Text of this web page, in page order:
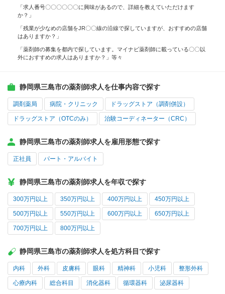
「求人番号〇〇〇〇〇〇に興味があるので、詳細を教えていただけます
か？」
「残業が少なめの店舗をJR〇〇線の沿線で探していますが、おすすめの店舗
はありますか？」
「薬剤師の募集を都内で探しています。マイナビ薬剤師に載っている〇〇以
外におすすめの求人はありますか？」等々
静岡県三島市の薬剤師求人を仕事内容で探す
調剤薬局 病院・クリニック ドラッグストア（調剤併設）
ドラッグストア（OTCのみ） 治験コーディネーター（CRC）
静岡県三島市の薬剤師求人を雇用形態で探す
正社員 パート・アルバイト
静岡県三島市の薬剤師求人を年収で探す
300万円以上 350万円以上 400万円以上 450万円以上
500万円以上 550万円以上 600万円以上 650万円以上
700万円以上 800万円以上
静岡県三島市の薬剤師求人を処方科目で探す
内科 外科 皮膚科 眼科 精神科 小児科 整形外科
心療内科 総合科目 消化器科 循環器科 泌尿器科